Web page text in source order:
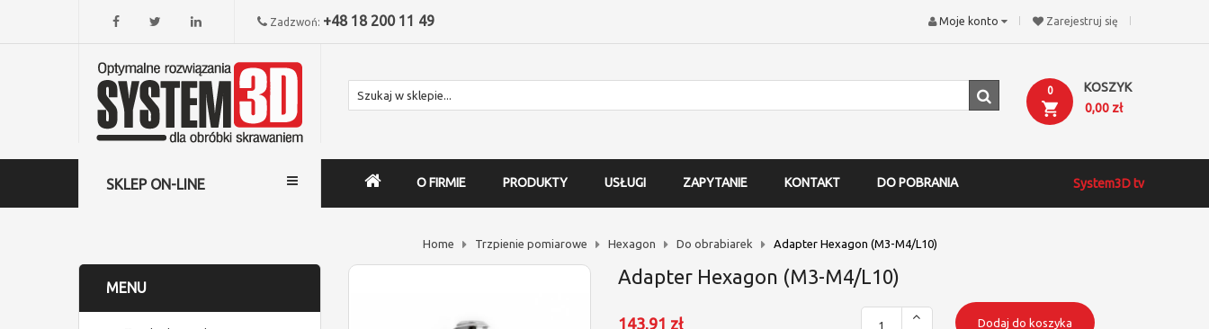
Zadzwoń: +48 18 200 11 49 Zarejestruj się
Moje konto
KOSZYK
0
0,00 zł
SKLEP ON-LINE O FIRMIE PRODUKTY USŁUGI ZAPYTANIE KONTAKT DO POBRANIA System3D tv
Home Trzpienie pomiarowe Hexagon Do obrabiarek Adapter Hexagon (M3-M4/L10)
MENU Adapter Hexagon (M3-M4/L10)
143,91 zł Dodaj do koszyka